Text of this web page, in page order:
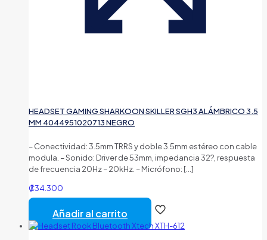
HEADSET GAMING SHARKOON SKILLER SGH3 ALÁMBRICO 3.5
MM 4044951020713 NEGRO
– Conectividad: 3.5mm TRRS y doble 3.5mm estéreo con cable
modula. – Sonido: Driver de 53mm, impedancia 32?, respuesta
de frecuencia 20Hz – 20kHz. – Micrófono: […]
₡34.300
Añadir al carrito